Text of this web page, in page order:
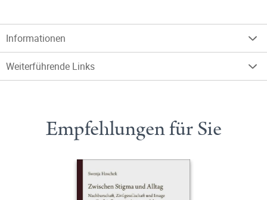
Informationen
Weiterführende Links
Empfehlungen für Sie